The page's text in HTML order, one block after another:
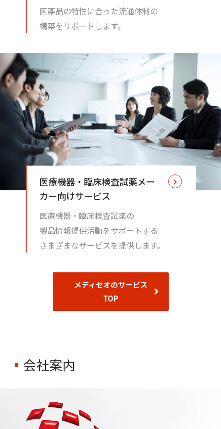
医薬品の特性に合った流通体制の
構築をサポートします。
医療機器・臨床検査試薬メー
カー向けサービス
医療機器・臨床検査試薬の
製品情報提供活動をサポートする
さまざまなサービスを提供します。
メディセオのサービス
TOP
会社案内